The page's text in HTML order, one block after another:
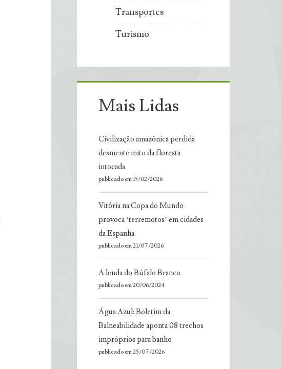
Transportes
Turismo
Mais Lidas
Civilização amazônica perdida
desmente mito da floresta
intocada
publicado em 15/02/2026
Vitória na Copa do Mundo
provoca ‘terremotos’ em cidades
da Espanha
publicado em 21/07/2026
A lenda do Búfalo Branco
publicado em 20/06/2024
Água Azul: Boletim da
Balneabilidade aponta 08 trechos
impróprios para banho
publicado em 25/07/2026